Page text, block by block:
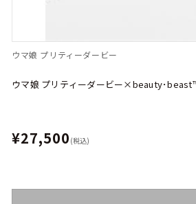
ウマ娘 プリティーダービー
ウマ娘 プリティーダービー×beauty･
¥27,500 (税込)